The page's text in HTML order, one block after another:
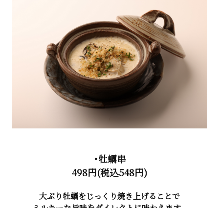
・牡蠣串
498円(税込548円)
大ぶり牡蠣をじっくり焼き上げることで